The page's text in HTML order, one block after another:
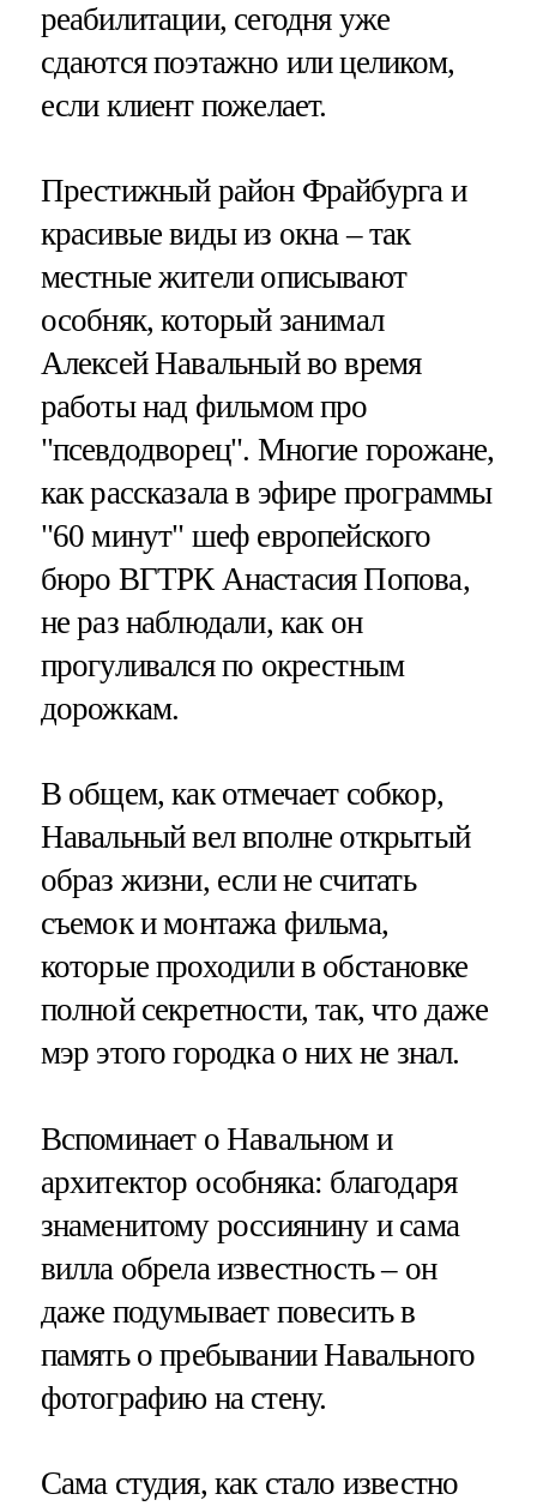
реабилитации, сегодня уже
сдаются поэтажно или целиком,
если клиент пожелает.
Престижный район Фрайбурга и
красивые виды из окна – так
местные жители описывают
особняк, который занимал
Алексей Навальный во время
работы над фильмом про
"псевдодворец". Многие горожане,
как рассказала в эфире программы
"60 минут" шеф европейского
бюро ВГТРК Анастасия Попова,
не раз наблюдали, как он
прогуливался по окрестным
дорожкам.
В общем, как отмечает собкор,
Навальный вел вполне открытый
образ жизни, если не считать
съемок и монтажа фильма,
которые проходили в обстановке
полной секретности, так, что даже
мэр этого городка о них не знал.
Вспоминает о Навальном и
архитектор особняка: благодаря
знаменитому россиянину и сама
вилла обрела известность – он
даже подумывает повесить в
память о пребывании Навального
фотографию на стену.
Сама студия, как стало известно